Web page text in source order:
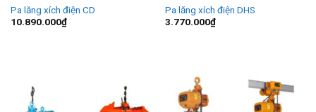
Pa lăng xích điện CD
10.890.000₫
Pa lăng xích điện DHS
3.770.000₫